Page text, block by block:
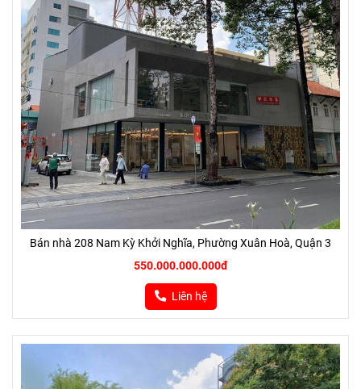
Bán nhà 208 Nam Kỳ Khởi Nghĩa, Phường Xuân Hoà, Quận 3
550.000.000.000đ
Liên hệ